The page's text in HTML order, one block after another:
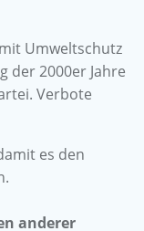
Umweltschutz
der 2000er Jahre
Verbote
es den
anderer